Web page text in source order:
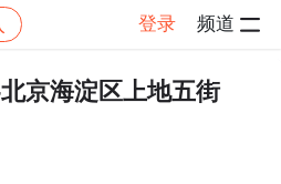
登录 频道
岗位招聘 帖子详情
京海淀区上地五街